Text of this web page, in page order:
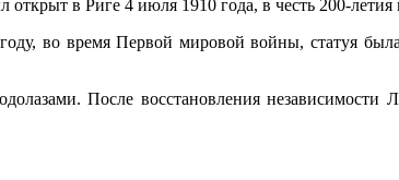
в Риге 4 июля 1910 года, в честь 200-
во время Первой мировой войны, статуя
После восстановления независимости